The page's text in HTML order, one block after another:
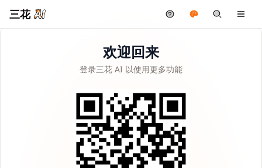
三花
欢迎回来
登录三花 AI 以使用更多功能